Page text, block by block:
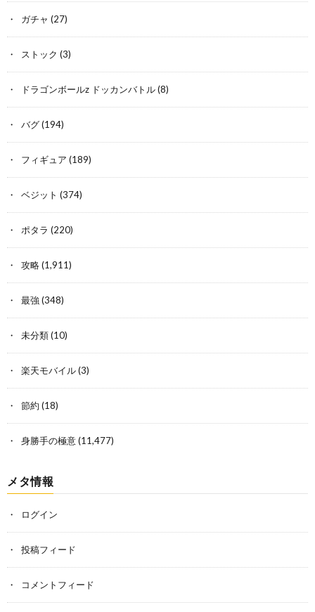
ガチャ (27)
ストック (3)
ドラゴンボールz ドッカンバトル(8)
バグ(194)
フィギュア (189)
ベジット (374)
ポタラ (220)
攻略(1,911)
最強 (348)
未分類(10)
楽天モバイル(3)
節約 (18)
身勝手の極意(11,477)
メタ情報
ログイン
投稿フィード
コメントフィード